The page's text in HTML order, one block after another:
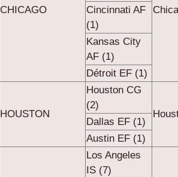
CHICAGO
Cincinnati AF
(1)
Kansas City
AF (1)
Détroit EF (1)
HOUSTON
Houston CG
(2)
Dallas EF (1)
Austin EF (1)
Los Angeles
IS (7)